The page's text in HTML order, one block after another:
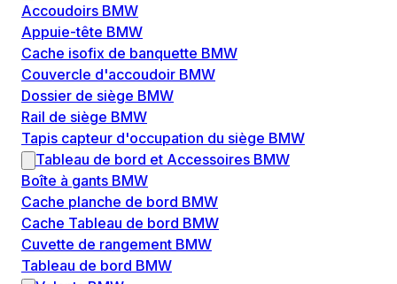
Accoudoirs BMW
Appuie-tête BMW
Cache isofix de banquette BMW
Couvercle d'accoudoir BMW
Dossier de siège BMW
Rail de siège BMW
Tapis capteur d'occupation du siège BMW
Tableau de bord et Accessoires BMW
Boîte à gants BMW
Cache planche de bord BMW
Cache Tableau de bord BMW
Cuvette de rangement BMW
Tableau de bord BMW